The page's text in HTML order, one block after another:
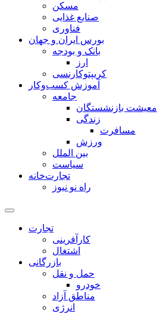
مسکن
صنایع غذایی
فناوری
بورس ایران و جهان
بانک و بودجه
ارز
کریپتوکارنسی
آموزش کسب‌وکار
جامعه
معیشت بازنشستگان
زندگی
مسافرت
ورزش
بین الملل
سیاست
تجارت‌خانه
راه نو نیوز
تجارت
کارآفرینی
اشتغال
بازرگانی
حمل و نقل
خودرو
مناطق آزاد
انرژی